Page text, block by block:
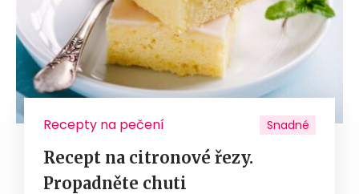
Recepty na pečení Snadné
Recept na citronové řezy.
Propadněte chuti